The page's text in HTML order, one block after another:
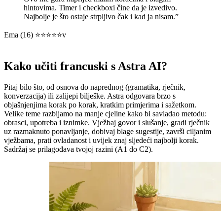
hintovima. Timer i checkboxi čine da je izvedivo.
Najbolje je što ostaje strpljivo čak i kad ja nisam.”
Ema (16) ⭐⭐⭐⭐⭐v
Kako učiti francuski s Astra AI?
Pitaj bilo što, od osnova do naprednog (gramatika, rječnik,
konverzacija) ili zalijepi bilješke. Astra odgovara brzo s
objašnjenjima korak po korak, kratkim primjerima i sažetkom.
Velike teme razbijamo na manje cjeline kako bi savladao metodu:
obrasci, upotreba i iznimke. Vježbaj govor i slušanje, gradi rječnik
uz razmaknuto ponavljanje, dobivaj blage sugestije, završi ciljanim
vježbama, prati ovladanost i uvijek znaj sljedeći najbolji korak.
Sadržaj se prilagođava tvojoj razini (A1 do C2).